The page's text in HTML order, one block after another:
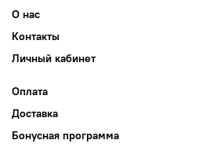
О нас
Контакты
Личный кабинет
Оплата
Доставка
Бонусная программа